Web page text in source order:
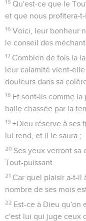
15 Qu'est-ce que le
et que nous profitera-
16 Voici, leur bonheur
le conseil des
17 Combien de fois la
leur calamité vient-
douleurs dans sa
18 Et sont-ils comme
balle chassée par la
19 +Dieu réserve à ses
lui rend, et il le saura ;
20 Ses yeux verront sa
Tout-puissant.
21 Car quel plaisir a-t-il
nombre de ses mois
22 Est-ce à Dieu qu'on
c'est lui qui juge ceux